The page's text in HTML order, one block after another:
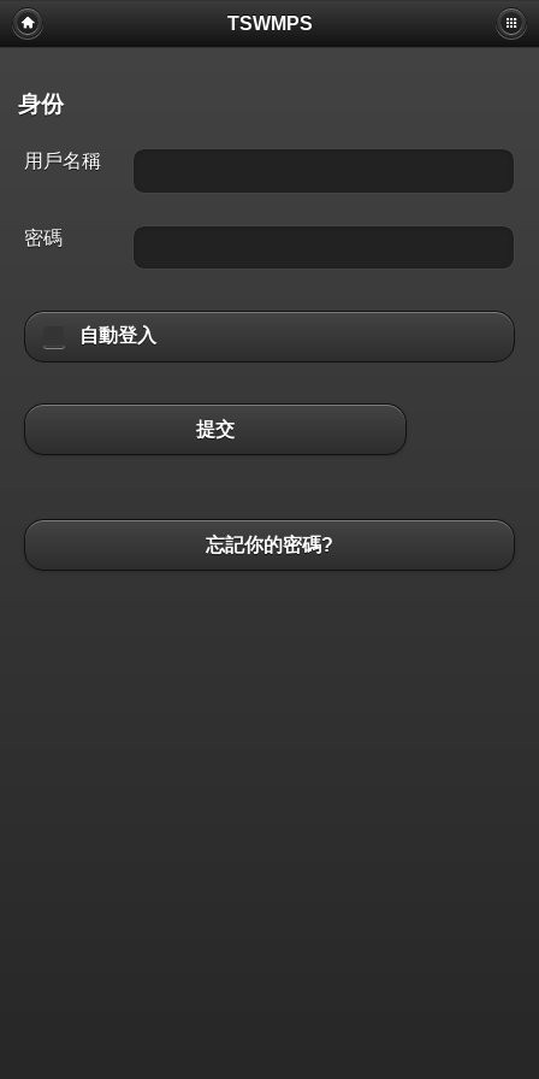
TSWMPS
身份
用戶名稱
密碼
自動登入
提交
忘記你的密碼?